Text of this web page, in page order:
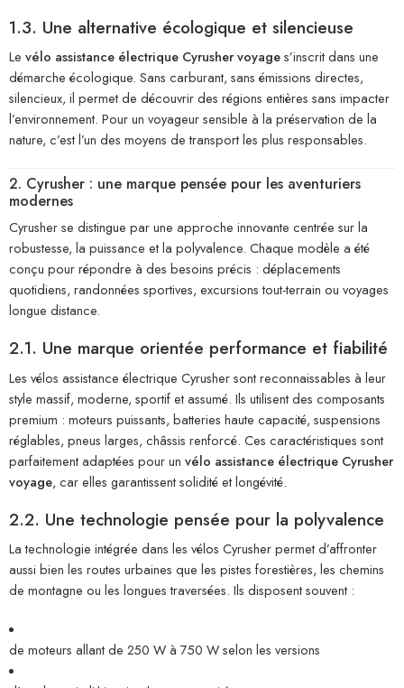
1.3. Une alternative écologique et silencieuse
Le vélo assistance électrique Cyrusher voyages’inscrit dans une
démarche écologique. Sans carburant, sans émissions directes,
silencieux, il permet de découvrir des régions entières sans impacter
l’environnement. Pour un voyageur sensible à la préservation de la
nature, c’est l’un des moyens de transport les plus responsables.
2. Cyrusher : une marque pensée pour les aventuriers
modernes
Cyrusher se distingue par une approche innovante centrée sur la
robustesse, la puissance et la polyvalence. Chaque modèle a été
conçu pour répondre à des besoins précis : déplacements
quotidiens, randonnées sportives, excursions tout-terrain ou voyages
longue distance.
2.1. Une marque orientée performance et fiabilité
Les vélos assistance électrique Cyrusher sont reconnaissables à leur
style massif, moderne, sportif et assumé. Ils utilisent des composants
premium : moteurs puissants, batteries haute capacité, suspensions
réglables, pneus larges, châssis renforcé. Ces caractéristiques sont
parfaitement adaptées pour un vélo assistance électrique Cyrusher
voyage, car elles garantissent solidité et longévité.
2.2. Une technologie pensée pour la polyvalence
La technologie intégrée dans les vélos Cyrusher permet d’affronter
aussi bien les routes urbaines que les pistes forestières, les chemins
de montagne ou les longues traversées. Ils disposent souvent :
de moteurs allant de 250 W à 750 W selon les versions